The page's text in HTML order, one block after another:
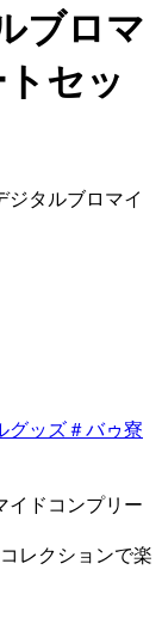
ブロマ
セッ
ジタルブロマイ
グッズ＃バゥ寮
イドコンプリー
レクションで楽